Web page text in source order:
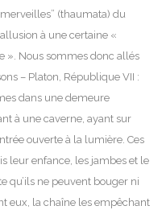
(thaumata) du
à une certaine «
». Nous sommes donc allés
– Platon, République VII :
dans une demeure
à une caverne, ayant sur
ouverte à la lumière. Ces
leur enfance, les jambes et le
qu’ils ne peuvent bouger ni
eux, la chaîne les empêchant